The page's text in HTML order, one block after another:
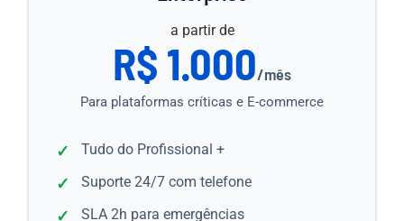
a partir de
R$ 1.000/mês
Para plataformas críticas e E-commerce
Tudo do Profissional +
Suporte 24/7 com telefone
SLA 2h para emergências